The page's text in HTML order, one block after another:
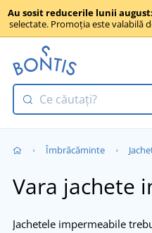
Au sosit reducerile lunii august:
selectate. Promoția este valabilă
Îmbrăcăminte
Vara jachete
Jachetele impermeabile